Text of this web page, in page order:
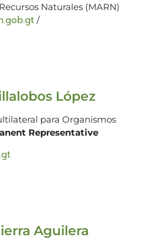
Naturales (MARN)
/
López
para Organismos
Representative
Aguilera